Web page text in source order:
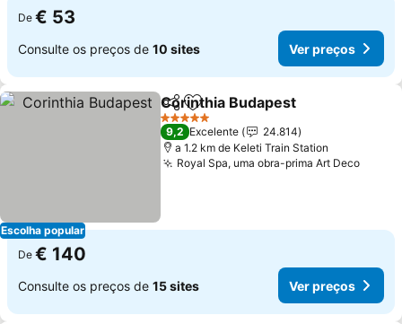
De € 53
Consulte os preços de 10 sites Ver preços
Escolha popular
PartilharAdicionar aos favoritos
Corinthia Budapest
5 Estrelas
9,2 Excelente
24.814
a 1.2 km de Keleti Train Station
Royal Spa, uma obra-prima Art Deco
De € 140
Consulte os preços de 15 sites Ver preços